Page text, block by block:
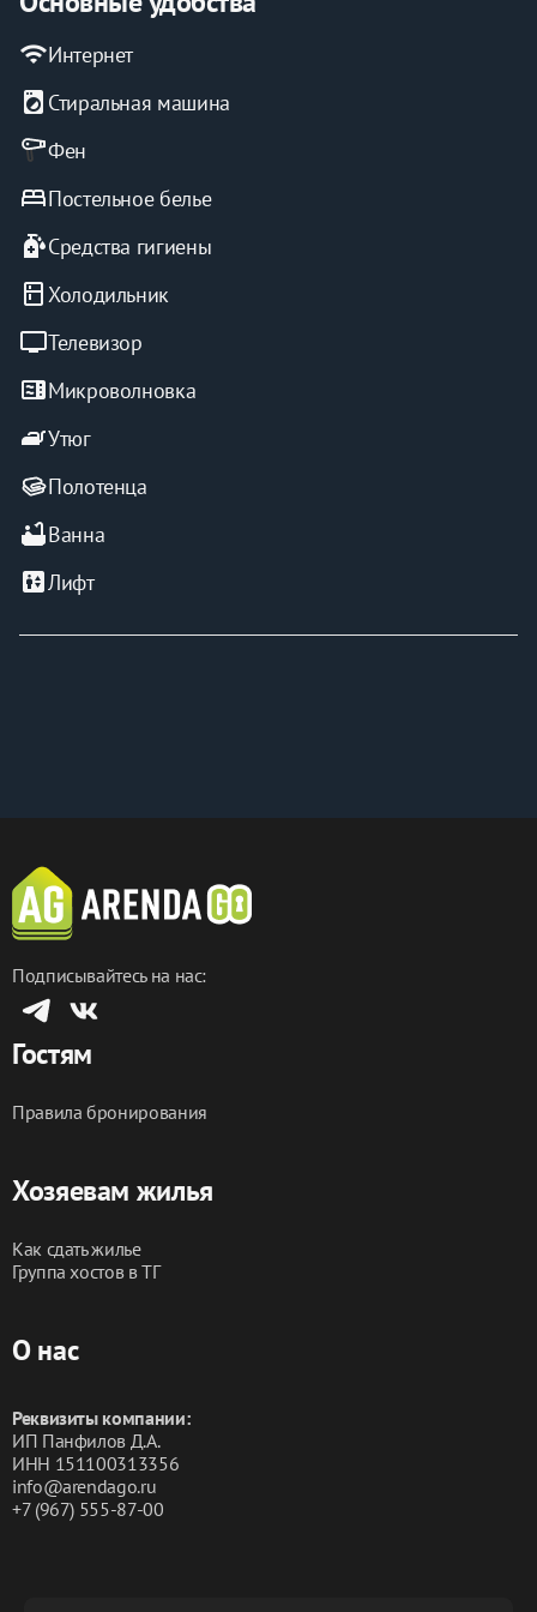
wifiИнтернет
local_laundry_service Стиральная машина
Фен
bedПостельное белье
sanitizerСредства гигиены
kitchen Холодильник
tvТелевизор
microwaveМикроволновка
ironУтюг
Полотенца
bathtubВанна
elevatorЛифт
Подписывайтесь на нас:
Гостям
Правила бронирования
Хозяевам жилья
Как сдать жилье
Группа хостов в ТГ
О нас
Реквизиты компании:
ИП Панфилов Д.А.
ИНН 151100313356
info@arendago.ru
+7 (967) 555-87-00